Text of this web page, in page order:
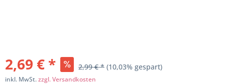
2,69 € * 2,99 € * (10,03% gespart)
inkl. MwSt.zzgl. Versandkosten